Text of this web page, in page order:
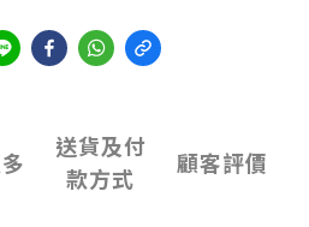
送貨及付
款方式
顧客評價